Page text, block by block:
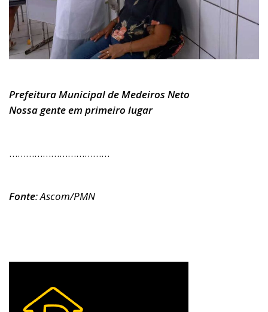
Prefeitura Municipal de Medeiros Neto
Nossa gente em primeiro lugar
………………………………
Fonte: Ascom/PMN